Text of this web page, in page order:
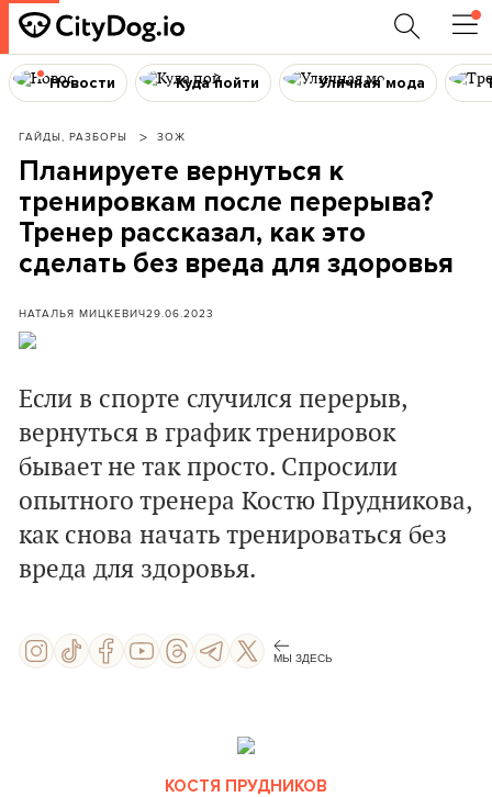
Новости Куда пойти Уличная мода
ГАЙДЫ, РАЗБОРЫ ЗОЖ
Планируете вернуться к
тренировкам после перерыва?
Тренер рассказал, как это
сделать без вреда для здоровья
НАТАЛЬЯ МИЦКЕВИЧ29.06.2023
Если в спорте случился перерыв,
вернуться в график тренировок
бывает не так просто. Спросили
опытного тренера Костю Прудникова,
как снова начать тренироваться без
вреда для здоровья.
МЫ ЗДЕСЬ
КОСТЯ ПРУДНИКОВ